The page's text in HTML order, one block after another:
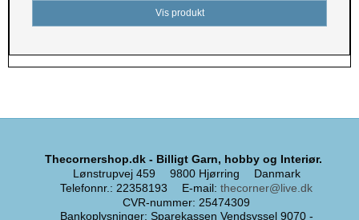
Vis produkt
Thecornershop.dk - Billigt Garn, hobby og Interiør.
Lønstrupvej 459
9800 Hjørring
Danmark
Telefonnr. : 22358193 E-mail: thecorner@live.dk
CVR-nummer: 25474309
Bankoplysninger: Sparekassen Vendsyssel 9070 -